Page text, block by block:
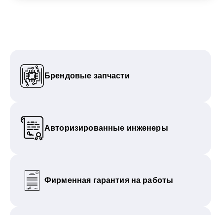
Брендовые запчасти
Авторизированные инженеры
Фирменная гарантия на работы